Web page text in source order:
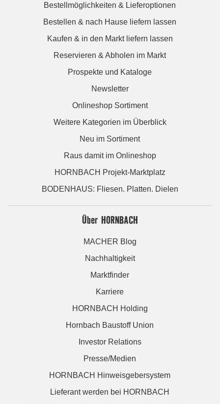
Bestellmöglichkeiten & Lieferoptionen
Bestellen & nach Hause liefern lassen
Kaufen & in den Markt liefern lassen
Reservieren & Abholen im Markt
Prospekte und Kataloge
Newsletter
Onlineshop Sortiment
Weitere Kategorien im Überblick
Neu im Sortiment
Raus damit im Onlineshop
HORNBACH Projekt-Marktplatz
BODENHAUS: Fliesen. Platten. Dielen
Über HORNBACH
MACHER Blog
Nachhaltigkeit
Marktfinder
Karriere
HORNBACH Holding
Hornbach Baustoff Union
Investor Relations
Presse/Medien
HORNBACH Hinweisgebersystem
Lieferant werden bei HORNBACH